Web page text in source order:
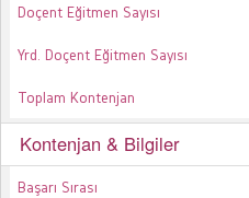
Doçent Eğitmen Sayısı
Yrd. Doçent Eğitmen Sayısı
Toplam Kontenjan
Kontenjan & Bilgiler
Başarı Sırası